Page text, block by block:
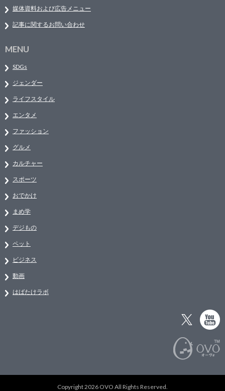
媒体資料および広告メニュー
記事に関するお問い合わせ
MENU
SDGs
ジェンダー
ライフスタイル
エンタメ
ファッション
グルメ
カルチャー
スポーツ
おでかけ
まめ学
デジもの
ペット
ビジネス
動画
はばたけラボ
Copyright 2026 OVO All Rights Reserved.